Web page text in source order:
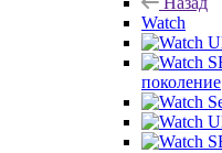
Watch
поколение